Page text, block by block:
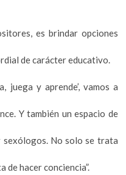
es brindar opciones
de carácter educativo.
juega y aprende’, vamos a
Y también un espacio de
No solo se trata
de hacer conciencia”.